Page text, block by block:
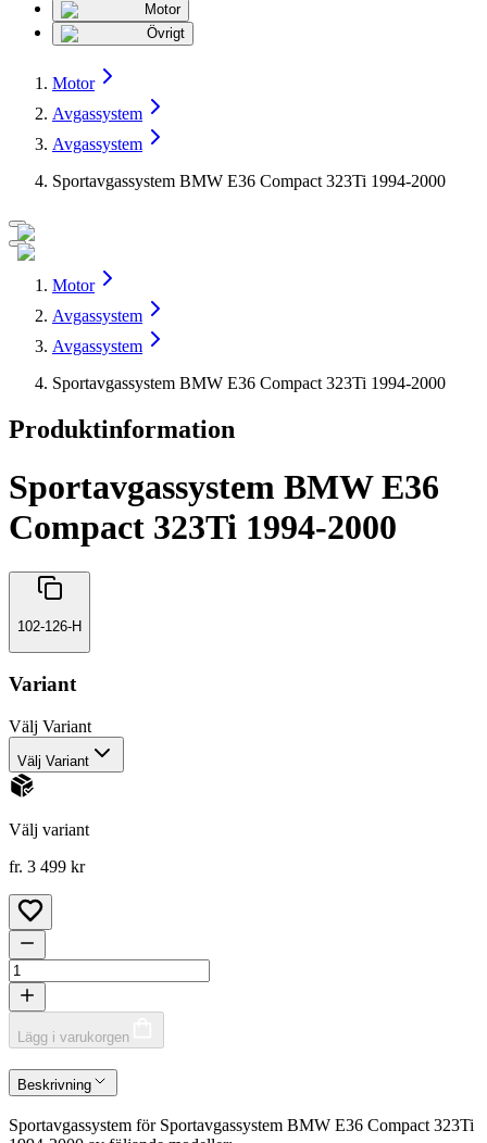
Motor
Övrigt
Motor
Avgassystem
Avgassystem
Sportavgassystem BMW E36 Compact 323Ti 1994-2000
Motor
Avgassystem
Avgassystem
Sportavgassystem BMW E36 Compact 323Ti 1994-2000
Produktinformation
Sportavgassystem BMW E36
Compact 323Ti 1994-2000
102-126-H
Variant
Välj Variant
Välj Variant
Välj variant
fr. 3 499 kr
Lägg i varukorgen
Beskrivning
Sportavgassystem för Sportavgassystem BMW E36 Compact 323Ti